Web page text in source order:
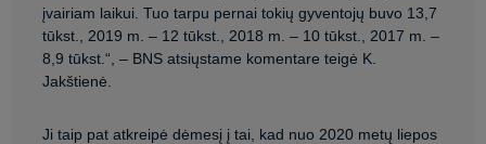
įvairiam laikui. Tuo tarpu pernai tokių gyventojų buvo 13,7
tūkst., 2019 m. – 12 tūkst., 2018 m. – 10 tūkst., 2017 m. –
8,9 tūkst.“, – BNS atsiųstame komentare teigė K.
Jakštienė.
Ji taip pat atkreipė dėmesį į tai, kad nuo 2020 metų liepos